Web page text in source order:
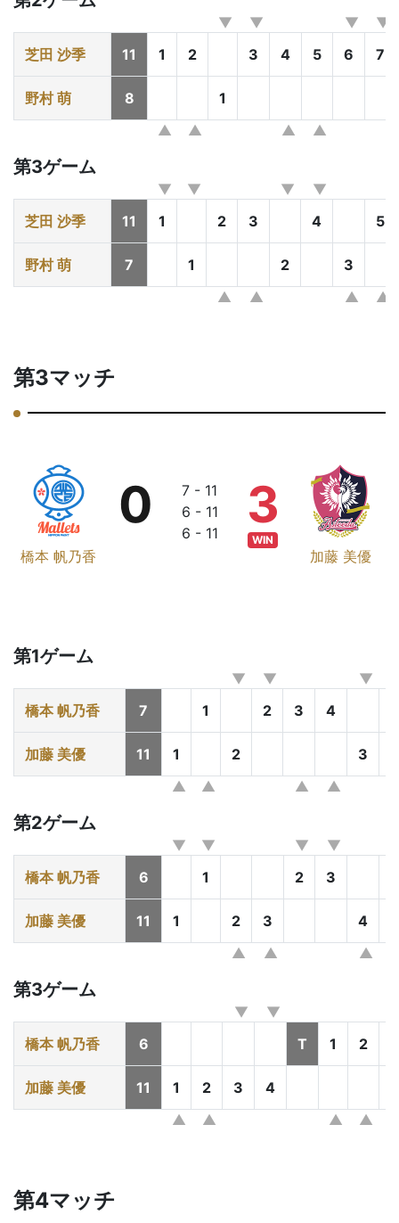
芝田 沙季 11 1 2 3 4 5 6 7
野村 萌 8 1
第3ゲーム
芝田 沙季 11 1 2 3 4 5
野村 萌 7 1 2 3
第3マッチ
橋本 帆乃香
0
7 - 11
6 - 11
6 - 11
加藤 美優
3
WIN
第1ゲーム
橋本 帆乃香 7 1 2 3 4
加藤 美優 11 1 2 3
第2ゲーム
橋本 帆乃香 6 1 2 3
加藤 美優 11 1 2 3 4
第3ゲーム
橋本 帆乃香 6 T 1 2
加藤 美優 11 1 2 3 4
第4マッチ